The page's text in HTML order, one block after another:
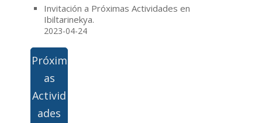
Invitación a Próximas Actividades en
Ibiltarinekya.
2023-04-24
Próxim
as
Activid
ades